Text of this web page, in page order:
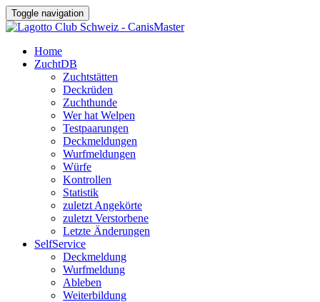
Toggle navigation
Home
ZuchtDB
Zuchtstätten
Deckrüden
Zuchthunde
Wer hat Welpen
Testpaarungen
Deckmeldungen
Wurfmeldungen
Würfe
Kontrollen
Statistik
zuletzt Angekörte
zuletzt Verstorbene
Letzte Änderungen
SelfService
Deckmeldung
Wurfmeldung
Ableben
Weiterbildung